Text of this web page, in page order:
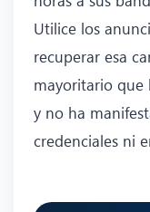
Utilice los
recuperar esa
mayoritario
y no ha
credenciales ni